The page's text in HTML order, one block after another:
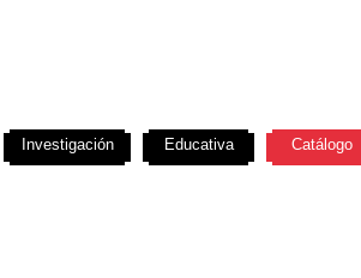
Investigación Educativa Catálogo